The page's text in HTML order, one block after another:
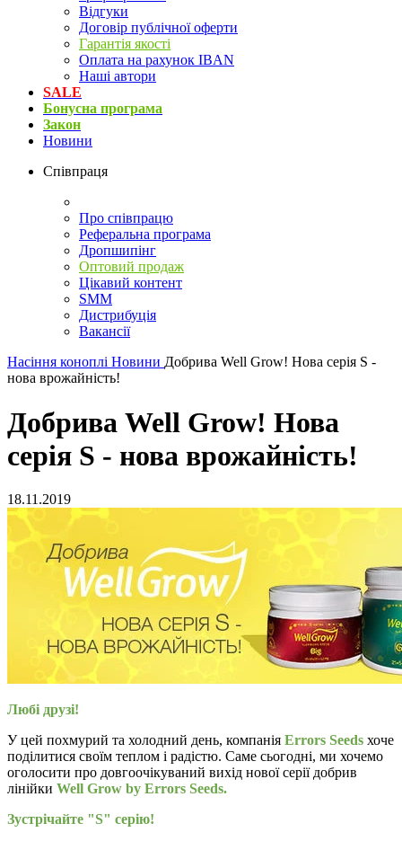
Відгуки
Договір публічної оферти
Гарантія якості
Оплата на рахунок IBAN
Наші автори
SALE
Бонусна програма
Закон
Новини
Співпраця
Про співпрацю
Реферальна програма
Дропшипінг
Оптовий продаж
Цікавий контент
SMM
Дистрибуція
Вакансії
Насіння коноплі Новини Добрива Well Grow! Нова серія S -
нова врожайність!
Добрива Well Grow! Нова
серія S - нова врожайність!
18.11.2019
Любі друзі!
У цей похмурий та холодний день, компанія Errors Seeds хоче
поділитися своїм теплом і радістю. Саме сьогодні, ми хочемо
оголосити про довгоочікуваний вихід нової серії добрив
лінійки Well Grow by Errors Seeds.
Зустрічайте "S" серію!